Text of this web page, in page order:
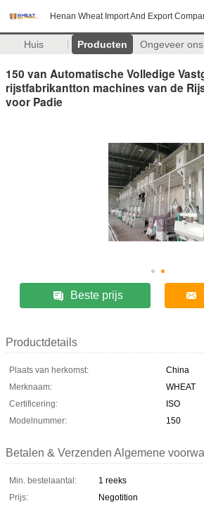
Henan Wheat Import And Export
Huis Producten Ongeveer ons
150 van Automatische Volledige
rijstfabrikantton machines van de
voor Padie
Beste prijs
Productdetails
Plaats van herkomst:
China
Merknaam:
WHEAT
Certificering:
ISO
Modelnummer:
150
Betalen & Verzenden Algemene
Min. bestelaantal:
1 reeks
Prijs:
Negotition